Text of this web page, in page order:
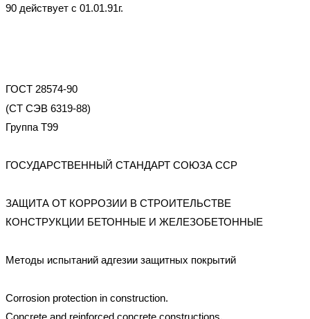
90 действует с 01.01.91г.
ГОСТ 28574-90
(СТ СЭВ 6319-88)
Группа Т99
ГОСУДАРСТВЕННЫЙ СТАНДАРТ СОЮЗА ССР
ЗАЩИТА ОТ КОРРОЗИИ В СТРОИТЕЛЬСТВЕ
КОНСТРУКЦИИ БЕТОННЫЕ И ЖЕЛЕЗОБЕТОННЫЕ
Методы испытаний адгезии защитных покрытий
Corrosion protection in construction.
Concrete and reinforced concrete constructions.